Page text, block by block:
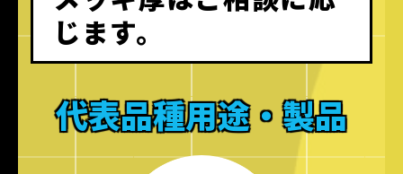
じます。
代表品種用途・製品